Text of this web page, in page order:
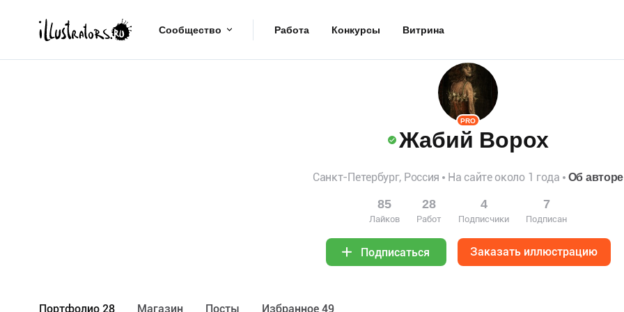
Сообщество Работа Конкурсы Витрина
PRO
Жабий Ворох
Санкт-Петербург, Россия На сайте около 1 года Об авторе
85
Лайков
28
Работ
4
Подписчики
7
Подписан
Подписаться Заказать иллюстрацию
Портфолио 28 Maгазин Посты Избранное 49